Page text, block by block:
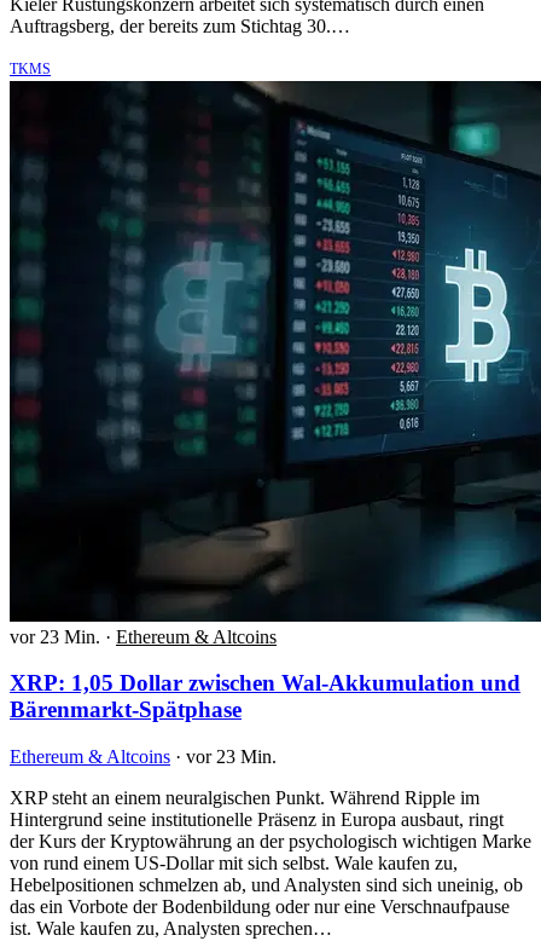
Auftragsberg, der bereits zum Stichtag 30.…
TKMS
vor 23 Min. · Ethereum & Altcoins
XRP: 1,05 Dollar zwischen Wal-Akkumulation und
Bärenmarkt-Spätphase
Ethereum & Altcoins · vor 23 Min.
XRP steht an einem neuralgischen Punkt. Während Ripple im
Hintergrund seine institutionelle Präsenz in Europa ausbaut, ringt
der Kurs der Kryptowährung an der psychologisch wichtigen Marke
von rund einem US-Dollar mit sich selbst. Wale kaufen zu,
Hebelpositionen schmelzen ab, und Analysten sind sich uneinig, ob
das ein Vorbote der Bodenbildung oder nur eine Verschnaufpause
ist. Wale kaufen zu, Analysten sprechen…